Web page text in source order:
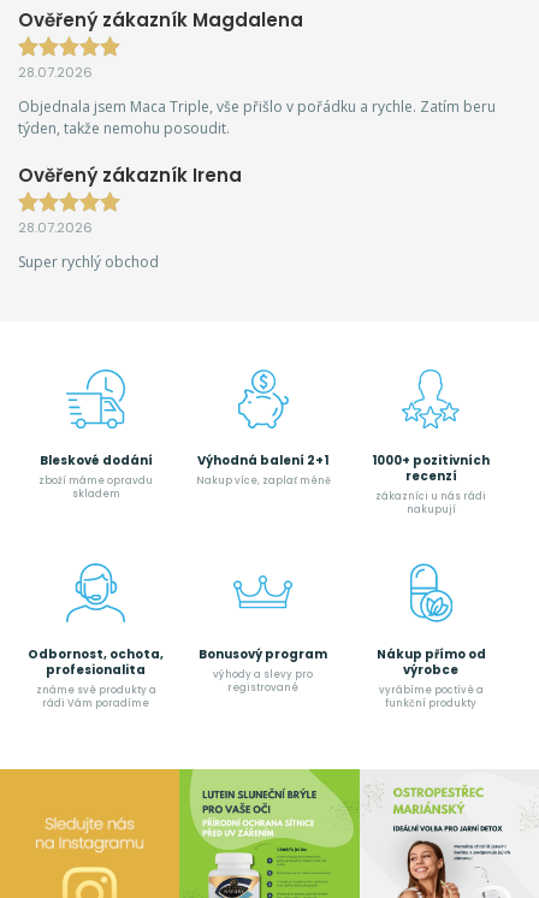
Ověřený zákazník Magdalena
28.07.2026
Objednala jsem Maca Triple, vše přišlo v pořádku a rychle. Zatím beru
týden, takže nemohu posoudit.
Ověřený zákazník Irena
28.07.2026
Super rychlý obchod
Bleskové dodání
zboží máme opravdu
skladem
Výhodná balení 2+1
Nakup více, zaplať méně
1000+ pozitivních
recenzí
zákazníci u nás rádi
nakupují
Odbornost, ochota,
profesionalita
známe své produkty a
rádi Vám poradíme
Bonusový program
výhody a slevy pro
registrované
Nákup přímo od
výrobce
vyrábíme poctívé a
funkční produkty